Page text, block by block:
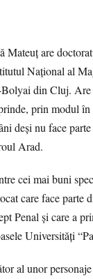
Mateuț are
Național al
din Cluj.
prin modul
deși nu face
Arad.
cei mai buni
care face parte
Penal și care a
Universități
al unor